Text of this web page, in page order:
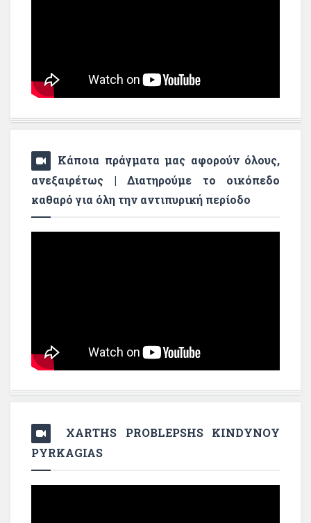
Κάποια πράγματα μας αφορούν όλους,
ανεξαιρέτως | Διατηρούμε το οικόπεδο
καθαρό για όλη την αντιπυρική περίοδο
XARTHS PROBLEPSHS KINDYNOY
PYRKAGIAS